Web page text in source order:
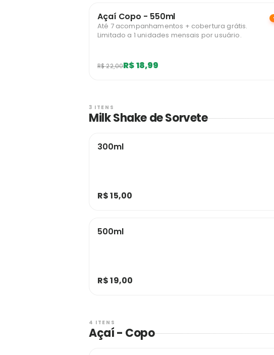
Açaí Copo - 550ml
Até 7 acompanhamentos + cobertura grátis.
Limitado a 1 unidades mensais por usuário.
R$ 22,00R$ 18,99
3 ITENS
Milk Shake de Sorvete
300ml
R$ 15,00
500ml
R$ 19,00
4 ITENS
Açaí - Copo